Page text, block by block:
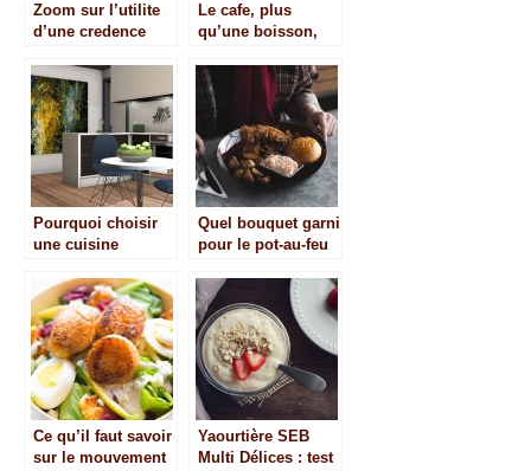
Zoom sur l’utilite
d’une credence
Le cafe, plus
qu’une boisson,
recettes en cuisine
Pourquoi choisir
une cuisine
Quel bouquet garni
pour le pot-au-feu
Ce qu’il faut savoir
sur le mouvement
Yaourtière SEB
Multi Délices : test